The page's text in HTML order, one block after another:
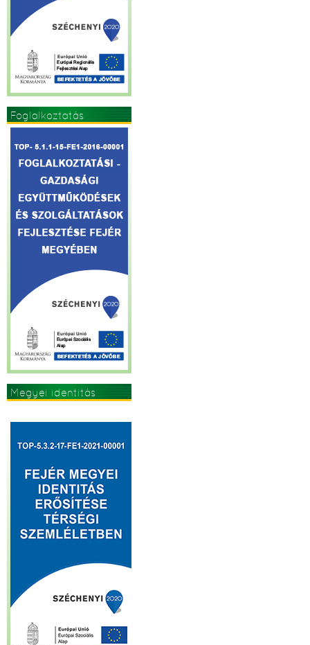
Foglalkoztatás
Megyei identitás